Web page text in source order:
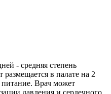
- средняя степень
в палате на 2
питание. Врач может
давления и сердечного